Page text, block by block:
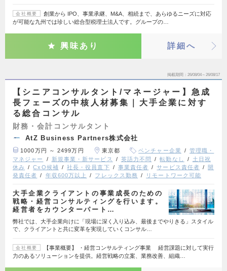
会社概要
創業から IPO、事業承継、M&A、相続まで、あらゆるニーズに対応
が可能な九州では珍しい総合型税理士法人です。グループの…
興味あり 詳細へ
掲載期間 26/08/04～26/08/17
【シニアコンサルタント/マネージャー】急成
長フェーズの中核人材募集｜大手企業に対す
る総合コンサル
財務・会計コンサルタント
AtZ Business Partners株式会社
1000万円 ～ 2499万円 東京都 ベンチャー企業
管理職・
マネジャー
新規事業・新サービス 英語力不問 転勤なし
土日祝
休み
CxO候補 社長・役員直下 事業責任者 サービス責任者
開
発責任者
年収600万以上 フレックス勤務 リモートワーク可能
大手企業クライアントの事業成長のための
戦略・経営コンサルティングを行います。
経営者をカウンターパート…
弊社では、大手企業向けに「現場に深く入り込み、最後までやりきる」スタイル
で、クライアントと共に変革を実現していくコンサル…
会社概要
【事業概要】 ・経営コンサルティング事業 経営課題に対して実行
力のあるソリューションを提供。経営戦略の立案、業務改善、組織…